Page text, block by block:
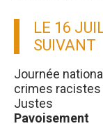
LE 16
SUIVANT
Journée
crimes
Justes
Pavoisement